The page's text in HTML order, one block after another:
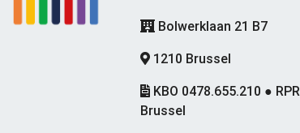
Bolwerklaan 21 B7
1210 Brussel
KBO 0478.655.210 ● RPR
Brussel